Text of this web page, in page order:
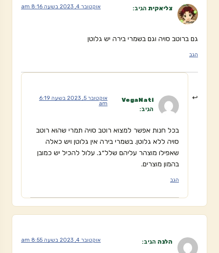
צליאקית הגיב: אוקטובר 4, 2023 בשעה 8:16 am
גם ברוטב סויה וגם בשמרי בירה יש גלוטן
הגב
VegaNati
הגיב:
אוקטובר 5, 2023 בשעה 6:19
am
בכל חנות אפשר למצוא רוטב סויה תמרי שהוא רוטב
סויה ללא גלוטן. בשמרי בירה אין גלוטן ויש כאלה
שאפילו מוצהר עליהם שלל״ג. עלול להכיל יש כמובן
בהמון מוצרים.
הגב
הלנה הגיב: אוקטובר 4, 2023 בשעה 8:55 am